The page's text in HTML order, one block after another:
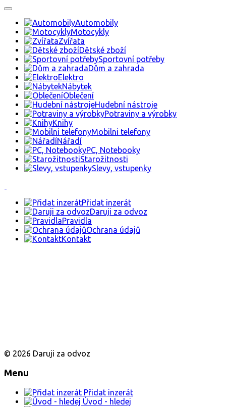
Automobily
Motocykly
Zvířata
Dětské zboží
Sportovní potřeby
Dům a zahrada
Elektro
Nábytek
Oblečení
Hudební nástroje
Potraviny a výrobky
Knihy
Mobilni telefony
Nářadí
PC, Notebooky
Starožitnosti
Slevy, vstupenky
Přidat inzerát
Daruji za odvoz
Pravidla
Ochrana údajů
Kontakt
© 2026 Daruji za odvoz
Menu
Přidat inzerát
Úvod - hledej